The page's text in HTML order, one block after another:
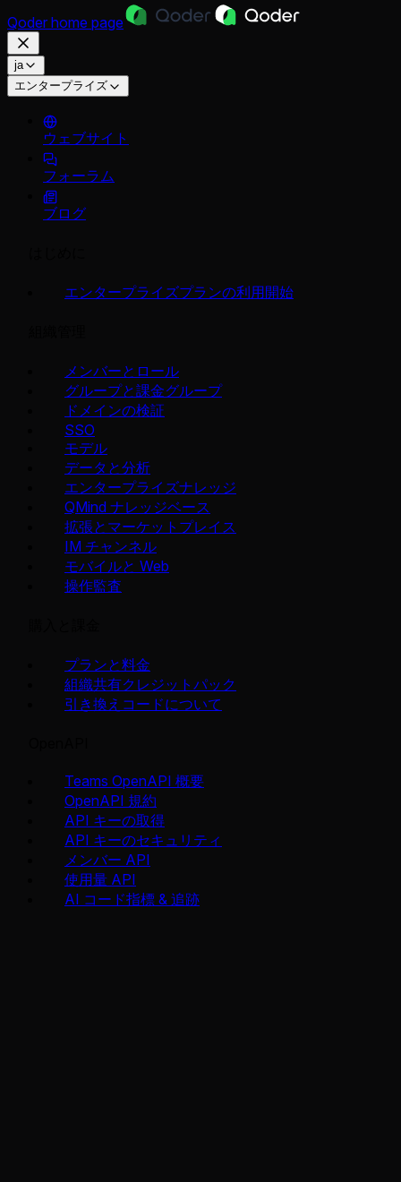
Qoder home page
ja
エンタープライズ
ウェブサイト
フォーラム
ブログ
エンタープライズプランの利用開始
メンバーとロール
グループと課金グループ
ドメインの検証
SSO
モデル
データと分析
エンタープライズナレッジ
QMind ナレッジベース
拡張とマーケットプレイス
IM チャンネル
モバイルと Web
操作監査
プランと料金
組織共有クレジットパック
引き換えコードについて
Teams OpenAPI 概要
OpenAPI 規約
API キーの取得
API キーのセキュリティ
メンバー API
使用量 API
AI コード指標 & 追跡